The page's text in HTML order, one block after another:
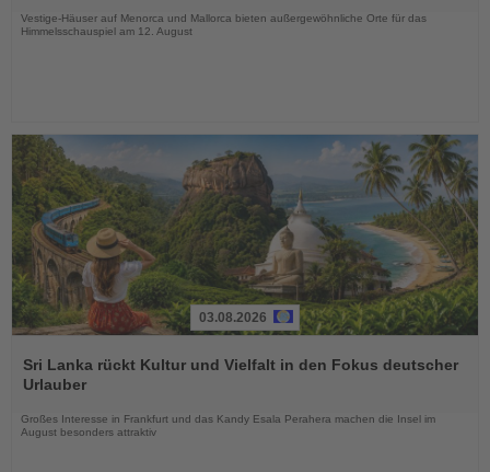
Vestige-Häuser auf Menorca und Mallorca bieten außergewöhnliche Orte für das
Himmelsschauspiel am 12. August
Sie
die
03.08.2026
Sri Lanka rückt Kultur und Vielfalt in den Fokus deutscher
Urlauber
Großes Interesse in Frankfurt und das Kandy Esala Perahera machen die Insel im
August besonders attraktiv